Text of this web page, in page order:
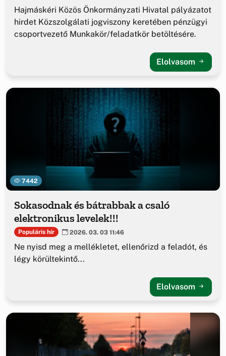
Hajmáskéri Közös Önkormányzati Hivatal pályázatot
hirdet Közszolgálati jogviszony keretében pénzügyi
csoportvezető Munkakör/feladatkör betöltésére.
Elolvasom
7442
Sokasodnak és bátrabbak a csaló
elektronikus levelek!!!
Populáris hír 2026. 03. 03 11:46
Ne nyisd meg a mellékletet, ellenőrizd a feladót, és
légy körültekintő...
Elolvasom